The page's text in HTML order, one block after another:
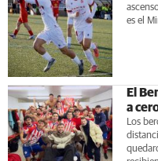
es el
El
a
Los